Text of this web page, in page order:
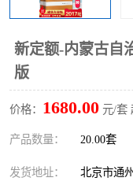
新定额-内蒙古自
版
价格： 1680.00 元/套
产品数量： 20.00套
发货地址： 北京市通
山东省工程预算定
电网技改,拆除,检
信息通信建设工程
额
湖北建设工程消耗
煤炭建设工程预算